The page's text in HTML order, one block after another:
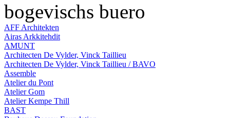
bogevischs buero
AFF Architekten
Airas Arkkitehdit
AMUNT
Architecten De Vylder, Vinck Taillieu
Architecten De Vylder, Vinck Taillieu / BAVO
Assemble
Atelier du Pont
Atelier Gom
Atelier Kempe Thill
BAST